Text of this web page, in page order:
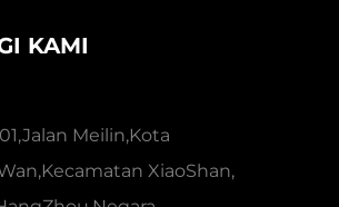
KAMI
Meilin,Kota
XiaoShan,